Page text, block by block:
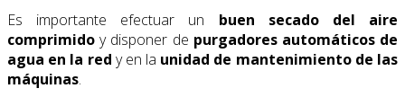
Es importante efectuar un buen secado del aire
comprimido y disponer de purgadores automáticos de
agua en la red y en la unidad de mantenimiento de las
máquinas.